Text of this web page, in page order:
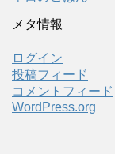
メタ情報
ログイン
投稿フィード
コメントフィード
WordPress.org